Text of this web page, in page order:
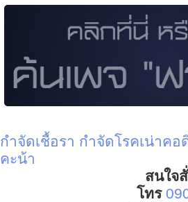
กำจัดเชื้อรา กำจัดโรคเน่าคอ
คะน้า
สนใจ
โทร